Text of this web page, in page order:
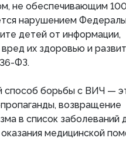
не обеспечивающим
нарушением
детей от информации,
их здоровью и
ФЗ.
способ борьбы с ВИЧ —
возвращение
в список заболеваний
медицинской